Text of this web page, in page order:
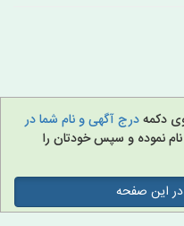
دکمهدرج آگهی و نام شما در
نموده و سپس خودتان را
این صفحه